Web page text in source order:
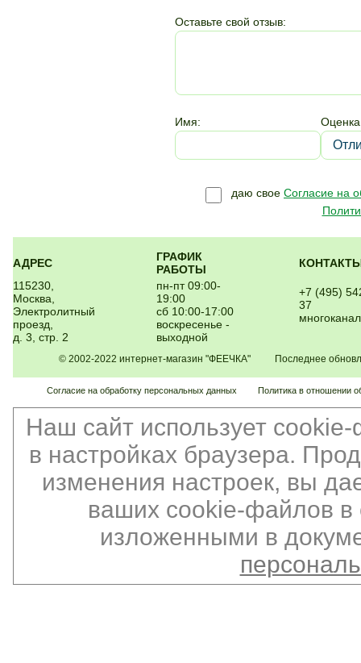
Оставьте свой отзыв:
Имя:
даю свое Согласие на
АДРЕС
ГРАФИК
РАБОТЫ
115230,
Москва,
Электролитный
проезд,
д. 3, стр. 2
пн-пт 09:00-
19:00
сб 10:00-17:00
воскресенье -
выходной
+7 (495)
37
© 2002-2022 интернет-магазин "ФЕЕЧКА" Последнее
Согласие на обработку персональных данных Политика в отношении
Наш сайт использует
в настройках браузера.
изменения настроек, вы
ваших cookie-файлов в
изложенными в